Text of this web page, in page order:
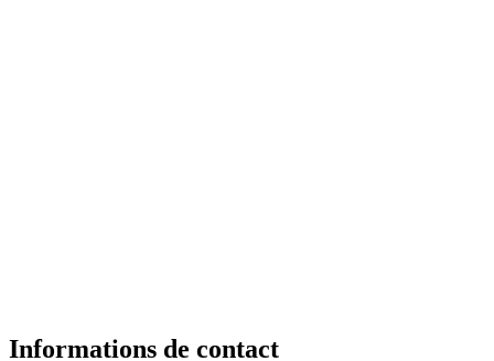
Informations de contact